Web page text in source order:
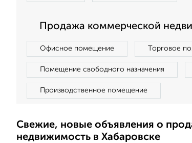
Продажа коммерческой
Офисное помещение Торговое
Помещение свободного назначения
Производственное помещение
Свежие, новые объявления о
недвижимость в Хабаровске